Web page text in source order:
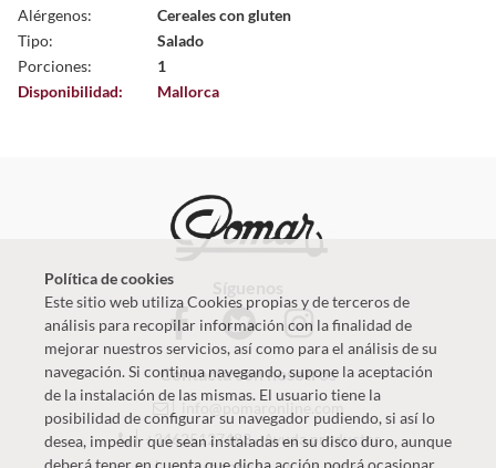
Alérgenos:
Cereales con gluten
Tipo:
Salado
Porciones:
1
Disponibilidad:
Mallorca
Contacta con nosotros
+34625127483-Ayuda productos
Política de cookies
Este sitio web utiliza Cookies propias y de terceros de
análisis para recopilar información con la finalidad de
mejorar nuestros servicios, así como para el análisis de su
navegación. Si continua navegando, supone la aceptación
de la instalación de las mismas. El usuario tiene la
posibilidad de configurar su navegador pudiendo, si así lo
desea, impedir que sean instaladas en su disco duro, aunque
deberá tener en cuenta que dicha acción podrá ocasionar